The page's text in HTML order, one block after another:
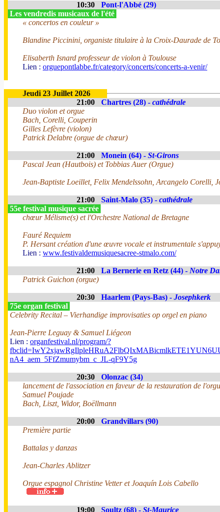
10:30
Pont-l'Abbé (29)
Les vendredis musicaux de l'été
« concertos en couleur »
Blandine Piccinini, organiste titulaire à la Croix-Daurade de
Elisaberth Isnard professeur de violon à Toulouse
Lien : orguepontlabbe.fr/category/concerts/concerts-a-venir/
Jeudi 23 Juillet 2026
21:00
Chartres (28) - cathédrale
Duo violon et orgue
Bach, Corelli, Couperin
Gilles Lefèvre (violon)
Patrick Delabre (orgue de chœur)
21:00 Monein (64) - St-Girons
Pascal Jean (Hautbois) et Tobbias Auer (Orgue)
Jean-Baptiste Loeillet, Felix Mendelssohn, Arcangelo Corelli,
21:00 Saint-Malo (35) - cathédrale
55e festival musique sacrée
chœur Mélisme(s) et l'Orchestre National de Bretagne
Fauré Requiem
P. Hersant création d'une œuvre vocale et instrumentale
Lien : www.festivaldemusiquesacree-stmalo.com/
21:00 La Bernerie en Retz (44) - Notre
Patrick Guichon (orgue)
20:30 Haarlem (Pays-Bas) - Josephkerk
75e organ festival
Celebrity Recital – Vierhandige improvisaties op orgel en piano
Jean-Pierre Leguay & Samuel Liégeon
Lien : organfestival.nl/program/?
nA4_aem_5FfZmumybm_c_JL-qF9Y5g
20:30
Olonzac (34)
lancement de l'association en faveur de la restauration de
Samuel Poujade
Bach, Liszt, Widor, Boëllmann
20:00
Grandvillars (90)
Première partie
Battalas y danzas
Jean-Charles Ablitzer
Orgue espagnol Christine Vetter et Joaquín Lois Cabello
19:00 Soultz (68) - St-Maurice